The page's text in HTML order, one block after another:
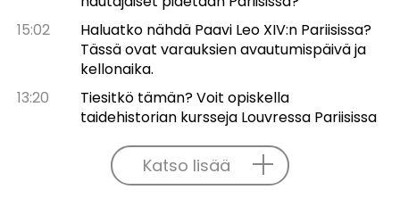
15:02
Haluatko nähdä Paavi Leo XIV:n Pariisissa?
Tässä ovat varauksien avautumispäivä ja
kellonaika.
13:20
Tiesitkö tämän? Voit opiskella
taidehistorian kursseja Louvressa Pariisissa
Katso lisää